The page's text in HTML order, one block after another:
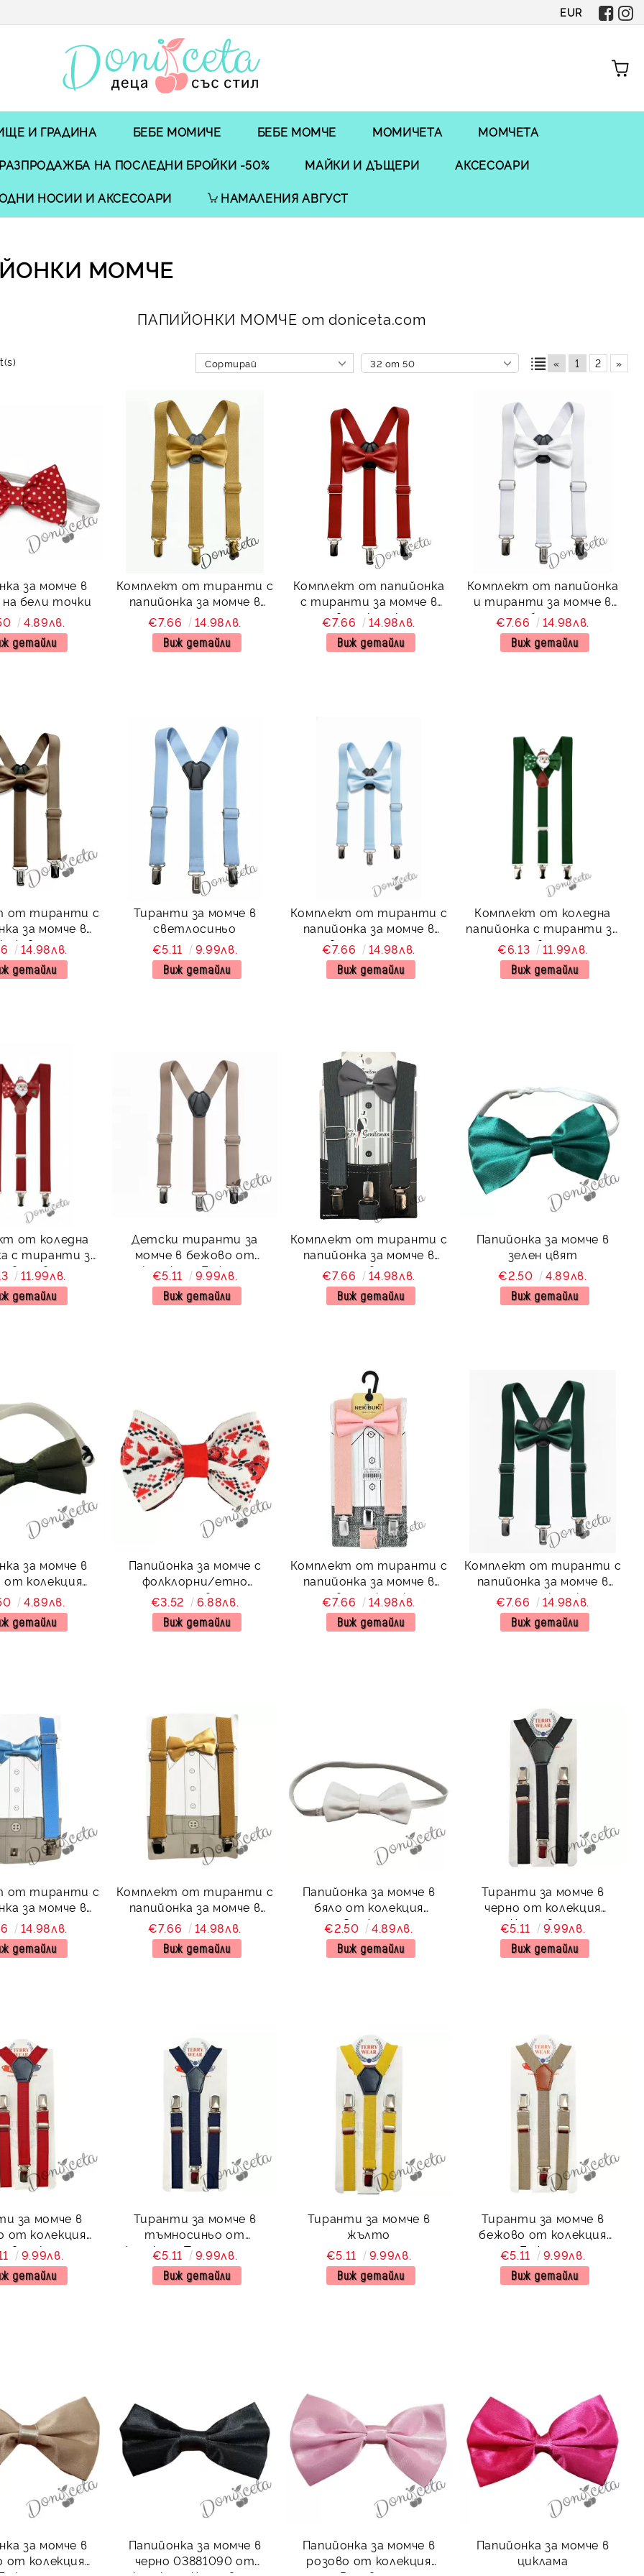
EUR
И ГРАДИНА БЕБЕ МОМИЧЕ БЕБЕ МОМЧЕ МОМИЧЕТА МОМЧЕТА
РАЗПРОДАЖБА НА ПОСЛЕДНИ БРОЙКИ -50% МАЙКИ И ДЪЩЕРИ АКСЕСОАРИ
НОСИИ И АКСЕСОАРИ НАМАЛЕНИЯ АВГУСТ
МОМЧЕ
ПАПИЙОНКИ МОМЧЕ от doniceta.com
« 1 2 »
за момче в
на бели точки
4.89лв.
детайли
Комплект от тиранти с
папийонка за момче в
златисто
€7.66 14.98лв.
Виж детайли
Комплект от папийонка
с тиранти за момче в
червено колекция
Червеника
€7.66 14.98лв.
Виж детайли
Комплект от папийонка
и тиранти за момче в
бяло
€7.66 14.98лв.
Виж детайли
от тиранти с
за момче в
кафяво14.98лв.
детайли
Тиранти за момче в
светлосиньо
€5.11
9.99лв.
Виж детайли
Комплект от тиранти с
папийонка за момче в
светлосиньо с
папийонка
€7.66 14.98лв.
Виж детайли
Комплект от коледна
папийонка с тиранти за
момче в зелено
€6.13 11.99лв.
Виж детайли
от коледна
с тиранти за
в червено
11.99лв.
детайли
Детски тиранти за
момче в бежово от
колекция Бежина
€5.11 9.99лв.
Виж детайли
Комплект от тиранти с
папийонка за момче в
сиво
€7.66 14.98лв.
Виж детайли
Папийонка за момче в
зелен цвят
€2.50
4.89лв.
Виж детайли
за момче в
от колекция
4.89лв.
детайли
Папийонка за момче с
фолклорни/етно
мотиви
€3.52 6.88лв.
Виж детайли
Комплект от тиранти с
папийонка за момче в
розово от колекция
Розовина
€7.66 14.98лв.
Виж детайли
Комплект от тиранти с
папийонка за момче в
зелено от колекция
Зелениада
€7.66 14.98лв.
Виж детайли
от тиранти с
в
14.98лв.
детайли
Комплект от тиранти с
папийонка за момче в
златисто
€7.66 14.98лв.
Виж детайли
Папийонка за момче в
бяло от колекция
Снежина
€2.50 4.89лв.
Виж детайли
Тиранти за момче в
черно от колекция
Черновина
€5.11 9.99лв.
Виж детайли
за момче в
от колекция
9.99лв.
детайли
Тиранти за момче в
тъмносиньо от
колекция Тъмносиняда
€5.11 9.99лв.
Виж детайли
Тиранти за момче в
жълто
€5.11
9.99лв.
Виж детайли
Тиранти за момче в
бежово от колекция
Бежина
€5.11 9.99лв.
Виж детайли
за момче в
от колекция
Папийонка за момче в
черно 03881090 от
Папийонка за момче в
розово от колекция
Папийонка за момче в
циклама